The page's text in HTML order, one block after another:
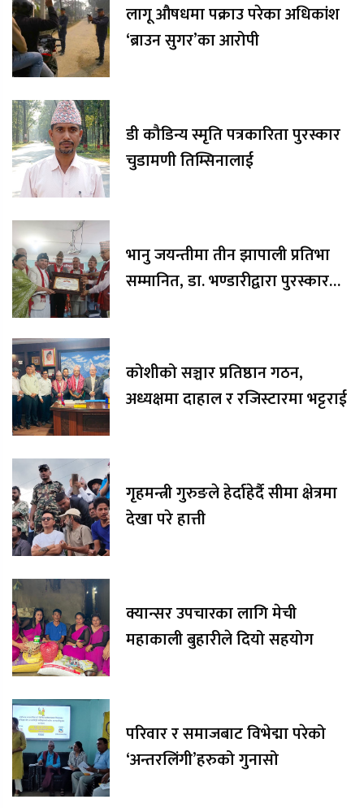
लागू औषधमा पक्राउ परेका अधिकांश
‘ब्राउन सुगर’का आरोपी
डी कौडिन्य स्मृति पत्रकारिता पुरस्कार
चुडामणी तिम्सिनालाई
भानु जयन्तीमा तीन झापाली प्रतिभा
सम्मानित, डा. भण्डारीद्वारा पुरस्कार
कोशीको सञ्चार प्रतिष्ठान गठन,
अध्यक्षमा दाहाल र रजिस्टारमा भट्टराई
गृहमन्त्री गुरुङले हेर्दाहेर्दै सीमा क्षेत्रमा
देखा परे हात्ती
क्यान्सर उपचारका लागि मेची
महाकाली बुहारीले दियो सहयोग
परिवार र समाजबाट विभेद्मा परेको
‘अन्तरलिंगी’हरुको गुनासो